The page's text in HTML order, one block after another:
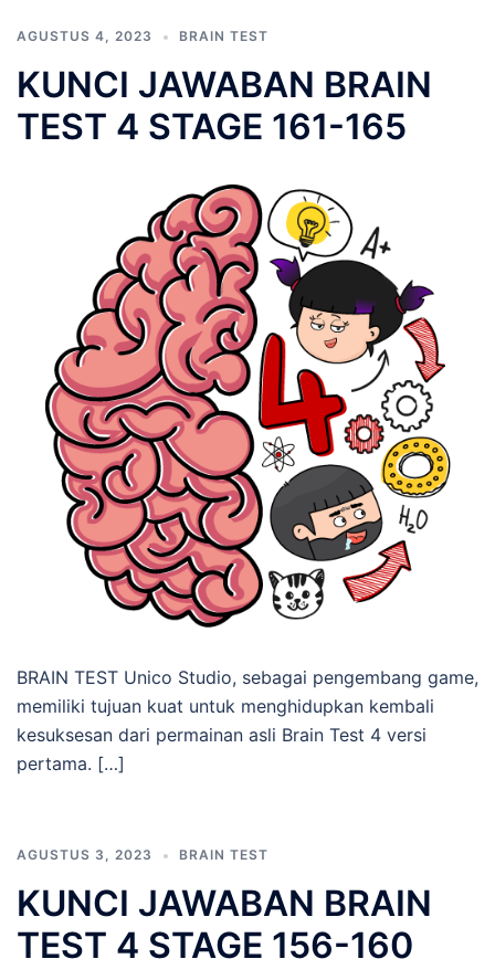
AGUSTUS 4, 2023 BRAIN TEST
KUNCI JAWABAN BRAIN
TEST 4 STAGE 161-165
BRAIN TEST Unico Studio, sebagai pengembang game,
memiliki tujuan kuat untuk menghidupkan kembali
kesuksesan dari permainan asli Brain Test 4 versi
pertama. […]
AGUSTUS 3, 2023 BRAIN TEST
KUNCI JAWABAN BRAIN
TEST 4 STAGE 156-160